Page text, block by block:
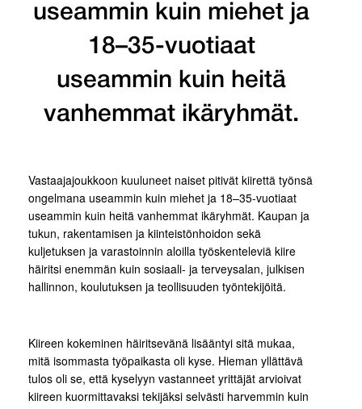
useammin kuin miehet ja
18–35-vuotiaat
useammin kuin heitä
vanhemmat ikäryhmät.
Vastaajajoukkoon kuuluneet naiset pitivät kiirettä työnsä
ongelmana useammin kuin miehet ja 18–35-vuotiaat
useammin kuin heitä vanhemmat ikäryhmät. Kaupan ja
tukun, rakentamisen ja kiinteistönhoidon sekä
kuljetuksen ja varastoinnin aloilla työskenteleviä kiire
häiritsi enemmän kuin sosiaali- ja terveysalan, julkisen
hallinnon, koulutuksen ja teollisuuden työntekijöitä.
Kiireen kokeminen häiritsevänä lisääntyi sitä mukaa,
mitä isommasta työpaikasta oli kyse. Hieman yllättävä
tulos oli se, että kyselyyn vastanneet yrittäjät arvioivat
kiireen kuormittavaksi tekijäksi selvästi harvemmin kuin